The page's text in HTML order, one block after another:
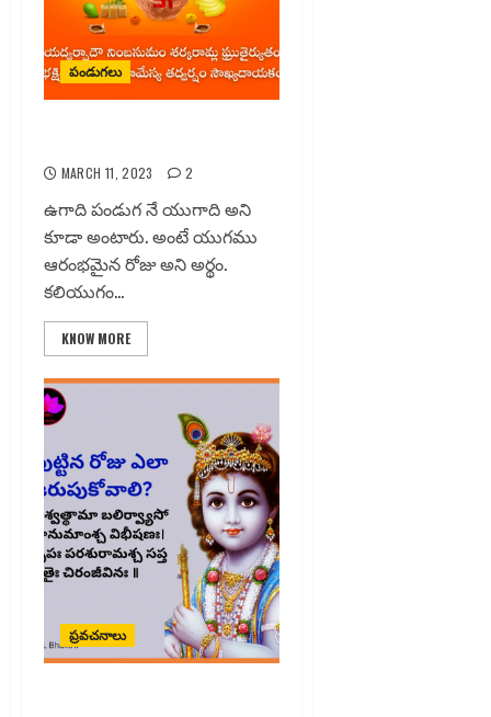
పండుగలు
MARCH 11, 2023 2
ఉగాది పండుగ నే యుగాది అని
కూడా అంటారు. అంటే యుగము
ఆరంభమైన రోజు అని అర్థం.
కలియుగం...
KNOW MORE
ప్రవచనాలు